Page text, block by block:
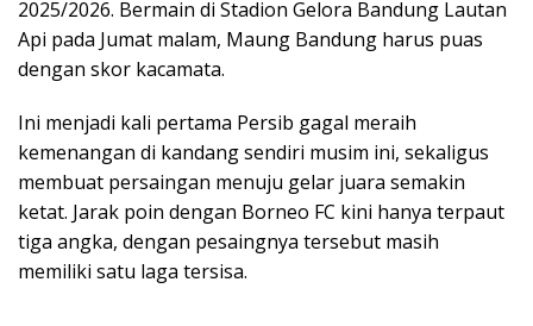
2025/2026. Bermain di Stadion Gelora Bandung Lautan
Api pada Jumat malam, Maung Bandung harus puas
dengan skor kacamata.
Ini menjadi kali pertama Persib gagal meraih
kemenangan di kandang sendiri musim ini, sekaligus
membuat persaingan menuju gelar juara semakin
ketat. Jarak poin dengan Borneo FC kini hanya terpaut
tiga angka, dengan pesaingnya tersebut masih
memiliki satu laga tersisa.